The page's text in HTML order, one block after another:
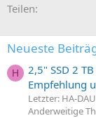
n
:
Teilen:
Neueste
H
2,5" SSD 2
Empfehlung
Letzter: HA-DAU
Anderweitige